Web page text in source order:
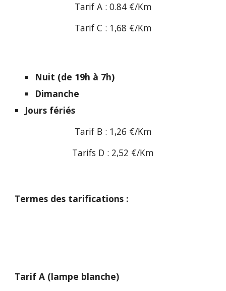
Tarif A : 0.84 €/Km
Tarif C : 1,68 €/Km
Nuit (de 19h à 7h)
Dimanche
Jours fériés
Tarif B : 1,26 €/Km
Tarifs D : 2,52 €/Km
Termes des tarifications :
Tarif A (lampe blanche)